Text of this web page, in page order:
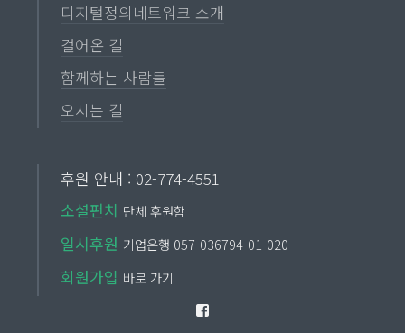
디지털정의네트워크 소개
걸어온 길
함께하는 사람들
오시는 길
후원 안내 : 02-774-4551
소셜펀치 단체 후원함
일시후원 기업은행 057-036794-01-020
회원가입 바로 가기
Facebook